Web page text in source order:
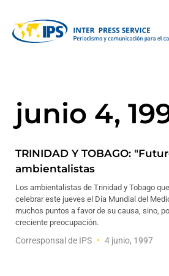
junio 4,
TRINIDAD Y TOBAGO:
ambientalistas
Los ambientalistas de Trinidad y Tobago
celebrar este jueves el Día Mundial del
muchos puntos a favor de su causa, sino,
creciente preocupación.
Corresponsal de IPS 4 junio, 1997